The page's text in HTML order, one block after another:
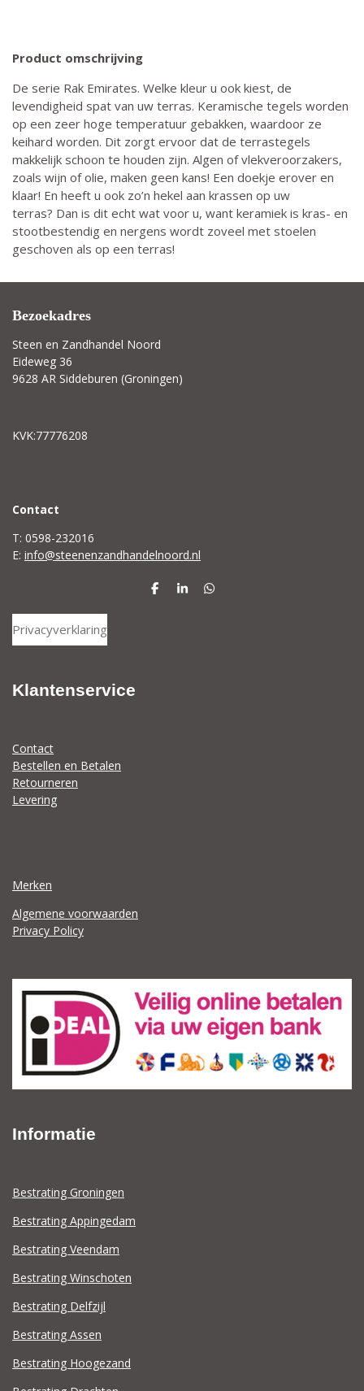
Product omschrijving
De serie Rak Emirates. Welke kleur u ook kiest, de
levendigheid spat van uw terras. Keramische tegels worden
op een zeer hoge temperatuur gebakken, waardoor ze
keihard worden. Dit zorgt ervoor dat de terrastegels
makkelijk schoon te houden zijn. Algen of vlekveroorzakers,
zoals wijn of olie, maken geen kans! Een doekje erover en
klaar! En heeft u ook zo’n hekel aan krassen op uw
terras? Dan is dit echt wat voor u, want keramiek is kras- en
stootbestendig en nergens wordt zoveel met stoelen
geschoven als op een terras!
Bezoekadres
Steen en Zandhandel Noord
Eideweg 36
9628 AR Siddeburen (Groningen)
KVK:77776208
Contact
T: 0598-232016
E: info@steenenzandhandelnoord.nl
D
S
D
Privacyverklaring
Klantenservice
Contact
Bestellen en Betalen
Retourneren
Levering
Merken
Algemene voorwaarden
Privacy Policy
Informatie
Bestrating Groningen
Bestrating Appingedam
Bestrating Veendam
Bestrating Winschoten
Bestrating Delfzijl
Bestrating Assen
Bestrating Hoogezand